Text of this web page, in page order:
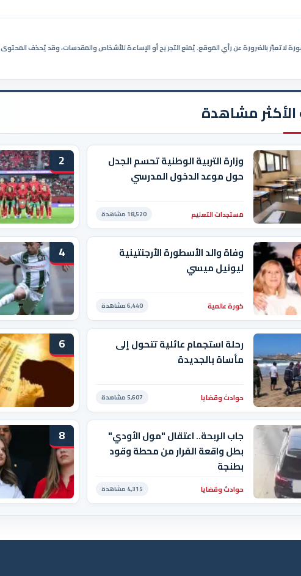
لا تعبّر بالضرورة عن رأي الموقع. يُمنع التجريح أو الإساءة للأشخاص والمقدسات، وقد يُحذف المحتوى
الأكثر مشاهدة
وزارة التربية الوطنية تحسم الجدل
حول موعد الدخول المدرسي
مستجدات التعليم 18,520 مشاهدة
2
وفاة والد الأسطورة الأرجنتينية
ليونيل ميسي
كورة عالمية 6,440 مشاهدة
4
رحلة استجمام عائلية تتحول إلى
مأساة بالجديدة
حوادث وقضايا 5,607 مشاهدة
6
جاب الربحة.. اعتقال "مول الأودي"
بطل واقعة الفرار من محطة وقود
بطنجة
حوادث وقضايا 4,315 مشاهدة
8